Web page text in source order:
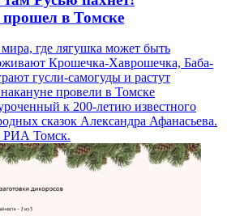
в Томске
где лягушка может быть
Крошечка-Хаврошечка, Баба-
гусли-самогуды и растут
провели в Томске
к 200-летию известного
сказок Александра Афанасьева.
РИА Томск.